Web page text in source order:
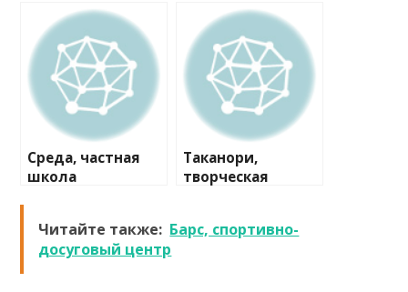
Среда, частная
школа
Таканори,
творческая
Читайте также: Барс, спортивно-
досуговый центр